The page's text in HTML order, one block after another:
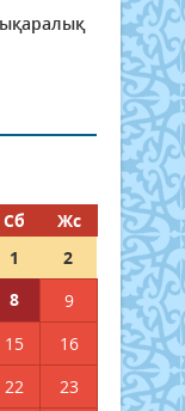
Сб
Жс
1
2
8
9
15
16
22 23